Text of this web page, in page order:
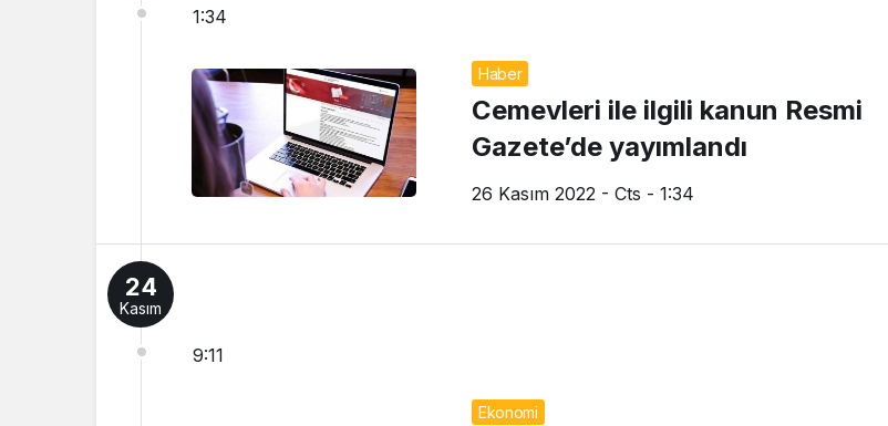
1:34
Haber
Cemevleri ile ilgili kanun Resmi
Gazete’de yayımlandı
26 Kasım 2022 - Cts - 1:34
24
Kasım
9:11
Ekonomi